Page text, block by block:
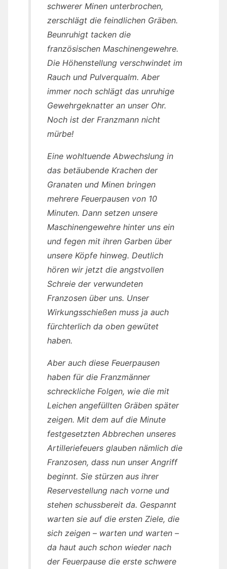
schwerer Minen unterbrochen,
zerschlägt die feindlichen Gräben.
Beunruhigt tacken die
französischen Maschinengewehre.
Die Höhenstellung verschwindet im
Rauch und Pulverqualm. Aber
immer noch schlägt das unruhige
Gewehrgeknatter an unser Ohr.
Noch ist der Franzmann nicht
mürbe!
Eine wohltuende Abwechslung in
das betäubende Krachen der
Granaten und Minen bringen
mehrere Feuerpausen von 10
Minuten. Dann setzen unsere
Maschinengewehre hinter uns ein
und fegen mit ihren Garben über
unsere Köpfe hinweg. Deutlich
hören wir jetzt die angstvollen
Schreie der verwundeten
Franzosen über uns. Unser
Wirkungsschießen muss ja auch
fürchterlich da oben gewütet
haben.
Aber auch diese Feuerpausen
haben für die Franzmänner
schreckliche Folgen, wie die mit
Leichen angefüllten Gräben später
zeigen. Mit dem auf die Minute
festgesetzten Abbrechen unseres
Artilleriefeuers glauben nämlich die
Franzosen, dass nun unser Angriff
beginnt. Sie stürzen aus ihrer
Reservestellung nach vorne und
stehen schussbereit da. Gespannt
warten sie auf die ersten Ziele, die
sich zeigen – warten und warten –
da haut auch schon wieder nach
der Feuerpause die erste schwere